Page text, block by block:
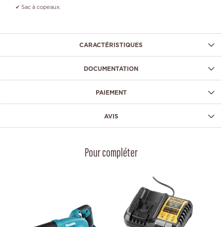
✔ Sac à copeaux.
CARACTÉRISTIQUES
DOCUMENTATION
PAIEMENT
AVIS
Pour compléter